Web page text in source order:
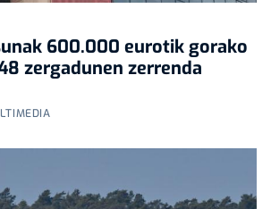
600.000 eurotik gorako
zergadunen zerrenda